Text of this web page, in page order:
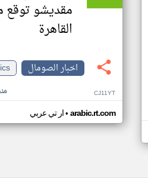
مقديشو توقع
القاهرة
اخبار الصومال
منذ CJ11YT
ار تي عربي• arabic.rt.com